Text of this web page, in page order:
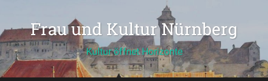
content
SearchFrau und Kultur Nürnberg
Kultur öffnet Horizonte